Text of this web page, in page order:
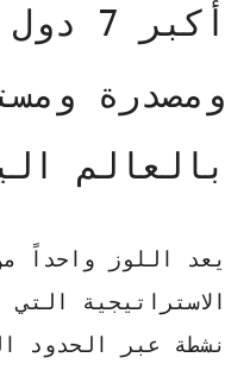
أكبر
ومصدرة
بالعالم
يعد اللوز واحداً
الاستراتيجية
نشطة عبر الحدود